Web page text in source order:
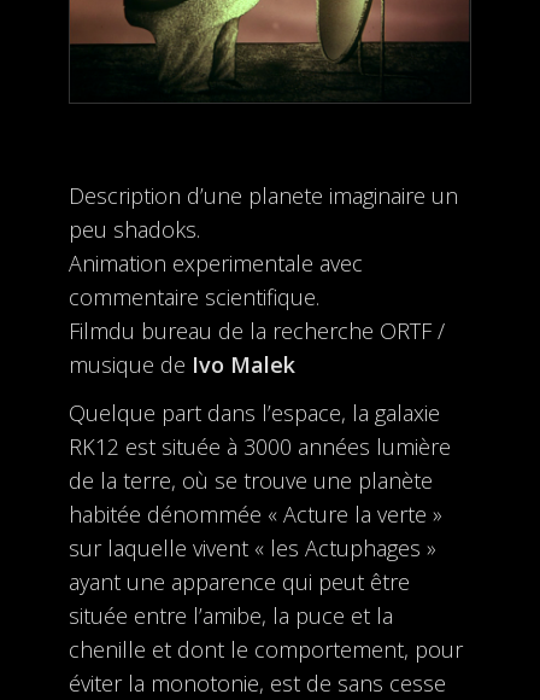
Description d’une planete imaginaire un
peu shadoks.
Animation experimentale avec
commentaire scientifique.
Filmdu bureau de la recherche ORTF /
musique de Ivo Malek
Quelque part dans l’espace, la galaxie
RK12 est située à 3000 années lumière
de la terre, où se trouve une planète
habitée dénommée « Acture la verte »
sur laquelle vivent « les Actuphages »
ayant une apparence qui peut être
située entre l’amibe, la puce et la
chenille et dont le comportement, pour
éviter la monotonie, est de sans cesse